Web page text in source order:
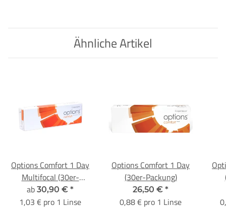
Ähnliche Artikel
Options Comfort 1 Day
Multifocal (30er-
Packungnen)
ab 30,90 € *
1,03 € pro 1 Linse
Options Comfort 1 Day
(30er-Packung)
26,50 € *
0,88 € pro 1 Linse